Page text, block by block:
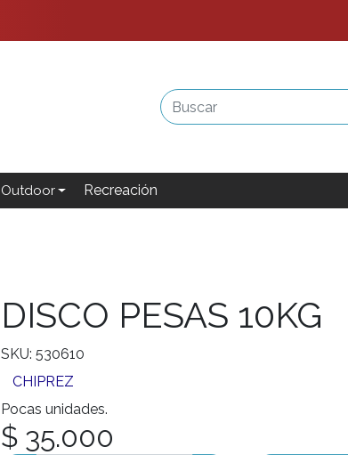
Outdoor Recreación
DISCO PESAS 10KG
SKU: 530610
CHIPREZ
Pocas unidades.
$ 35.000